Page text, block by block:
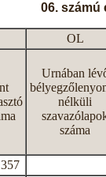
06. számú
OL
Urnában
nélküli
száma
357